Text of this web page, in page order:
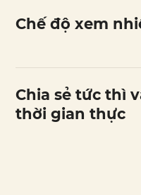
Chế độ xem
Chia sẻ tức thì
thời gian thực